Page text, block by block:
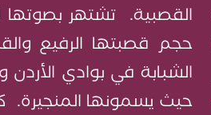
القصبية. تشتهر بصوتها
الشبابة في بوادي
حيث يسمونها